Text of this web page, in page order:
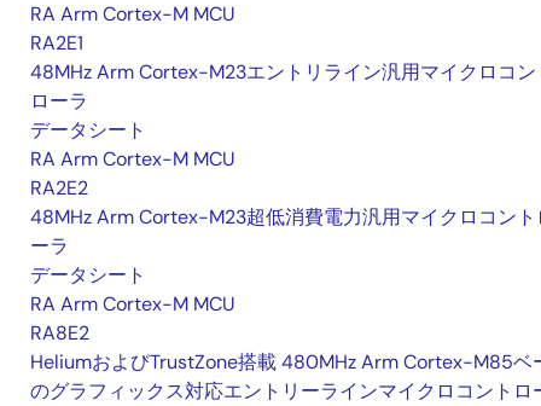
RA Arm Cortex-M MCU
RA2E1
48MHz Arm Cortex-M23エントリライン汎用マイクロコン
ローラ
データシート
RA Arm Cortex-M MCU
RA2E2
48MHz Arm Cortex-M23超低消費電力汎用マイクロコント
ーラ
データシート
RA Arm Cortex-M MCU
RA8E2
HeliumおよびTrustZone搭載 480MHz Arm Cortex-M85ベ
のグラフィックス対応エントリーラインマイクロコントロ